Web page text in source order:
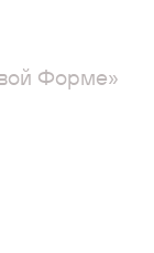
Форме»